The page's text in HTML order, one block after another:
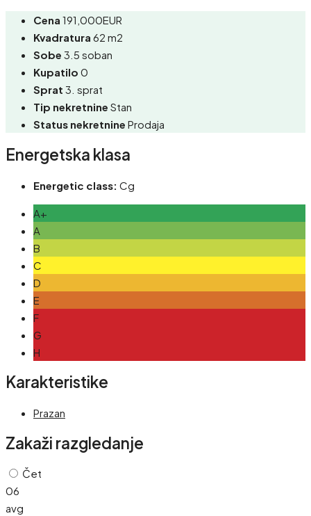
Cena 191,000EUR
Kvadratura 62 m2
Sobe 3.5 soban
Kupatilo 0
Sprat 3. sprat
Tip nekretnine Stan
Status nekretnine Prodaja
Energetska klasa
Energetic class: Cg
A+
A
B
C
D
E
F
G
H
Karakteristike
Prazan
Zakaži razgledanje
Čet
06
avg